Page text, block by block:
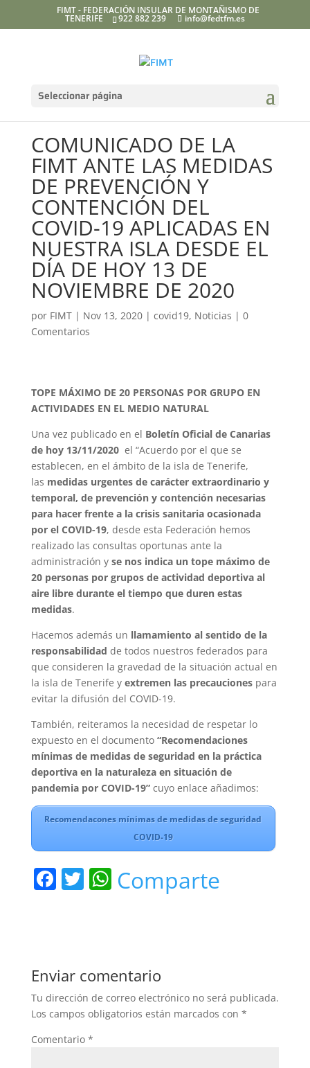
FIMT - FEDERACIÓN INSULAR DE MONTAÑISMO DE
TENERIFE 922 882 239 info@fedtfm.es
Seleccionar página
COMUNICADO DE LA
FIMT ANTE LAS MEDIDAS
DE PREVENCIÓN Y
CONTENCIÓN DEL
COVID-19 APLICADAS EN
NUESTRA ISLA DESDE EL
DÍA DE HOY 13 DE
NOVIEMBRE DE 2020
por FIMT| Nov 13, 2020| covid19, Noticias | 0
Comentarios
TOPE MÁXIMO DE 20 PERSONAS POR GRUPO EN
ACTIVIDADES EN EL MEDIO NATURAL
Una vez publicado en el Boletín Oficial de Canarias
de hoy 13/11/2020 el “Acuerdo por el que se
establecen, en el ámbito de la isla de Tenerife,
las medidas urgentes de carácter extraordinario y
temporal, de prevención y contención necesarias
para hacer frente a la crisis sanitaria ocasionada
por el COVID-19, desde esta Federación hemos
realizado las consultas oportunas ante la
administración y se nos indica un tope máximo de
20 personas por grupos de actividad deportiva al
aire libre durante el tiempo que duren estas
medidas.
Hacemos además un llamamiento al sentido de la
responsabilidad de todos nuestros federados para
que consideren la gravedad de la situación actual en
la isla de Tenerife y extremen las precaucionespara
evitar la difusión del COVID-19.
También, reiteramos la necesidad de respetar lo
expuesto en el documento “Recomendaciones
mínimas de medidas de seguridad en la práctica
deportiva en la naturaleza en situación de
pandemia por COVID-19”cuyo enlace añadimos:
Recomendacones mínimas de medidas de seguridad
COVID-19
F
b
o
o
k
T W
A
p
p
Comparte
Enviar comentario
Tu dirección de correo electrónico no será publicada.
Los campos obligatorios están marcados con *
Comentario *